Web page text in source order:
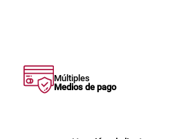
Múltiples
Medios de pago